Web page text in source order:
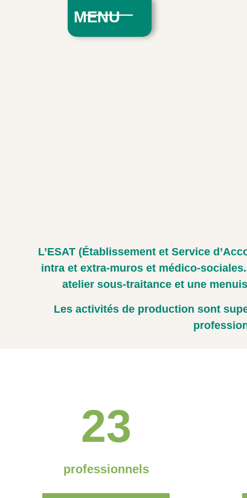
MENU
L’ESAT (Établissement et Service
intra et extra-muros et médico-
atelier sous-traitance et une
Les activités de production sont
23
professionnels